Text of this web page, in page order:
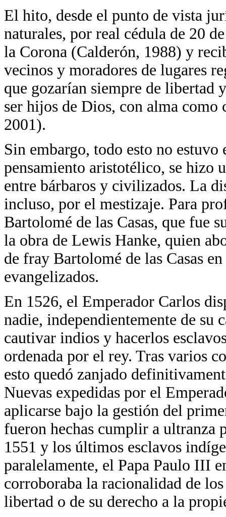
El hito, desde el punto de vista
naturales, por real cédula de 20
la Corona (Calderón, 1988) y
vecinos y moradores de lugares
que gozarían siempre de libertad
ser hijos de Dios, con alma como
2001).
Sin embargo, todo esto no estuvo
pensamiento aristotélico, se hizo
entre bárbaros y civilizados. La
incluso, por el mestizaje. Para
Bartolomé de las Casas, que fue
la obra de Lewis Hanke, quien
de fray Bartolomé de las Casas
evangelizados.
En 1526, el Emperador Carlos
nadie, independientemente de su
cautivar indios y hacerlos
ordenada por el rey. Tras varios
esto quedó zanjado
Nuevas expedidas por el
aplicarse bajo la gestión del
fueron hechas cumplir a ultranza
1551 y los últimos esclavos
paralelamente, el Papa Paulo III
corroboraba la racionalidad de
libertad o de su derecho a la